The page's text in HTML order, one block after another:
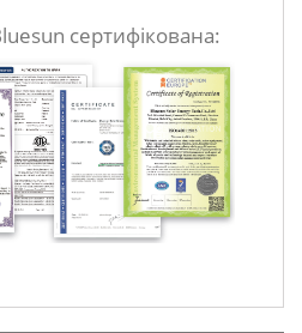
сертифікована: